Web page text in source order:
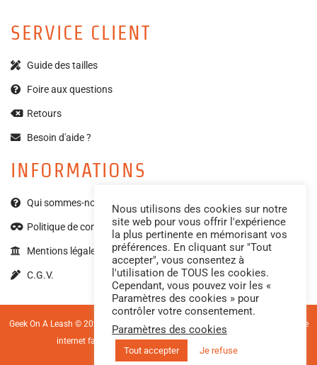
SERVICE CLIENT
Guide des tailles
Foire aux questions
Retours
Besoin d'aide ?
INFORMATIONS
Qui sommes-nous ?
Politique de confidentialité
Mentions légales
C.G.V.
Geek On A Leash © 2023 – Tous droits réservés. Photos par
| Site
internet façonné parLycan Concept
Nous utilisons des cookies sur notre
site web pour vous offrir l'expérience
la plus pertinente en mémorisant vos
préférences. En cliquant sur "Tout
accepter", vous consentez à
l'utilisation de TOUS les cookies.
Cependant, vous pouvez voir les «
Paramètres des cookies » pour
contrôler votre consentement.
Paramètres des cookies
Tout accepter Je refuse